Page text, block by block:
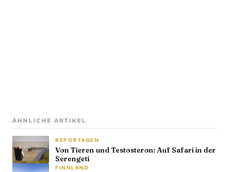
ÄHNLICHE ARTIKEL
REPORTAGEN
Von Tieren und Testosteron: Auf Safari in der
Serengeti
FINNLAND